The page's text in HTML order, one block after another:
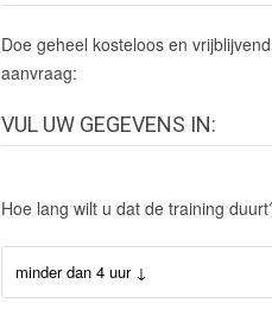
Doe geheel kosteloos en
aanvraag:
VUL UW GEGEVENS IN:
Hoe lang wilt u dat de training